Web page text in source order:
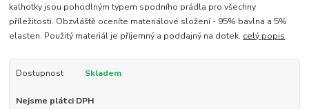
kalhotky jsou pohodlným typem spodního prádla pro všechny
příležitosti. Obzvláště oceníte materiálové složení - 95% bavlna a 5%
elasten. Použitý materiál je příjemný a poddajný na dotek. celý popis
Dostupnost Skladem
Nejsme plátci DPH